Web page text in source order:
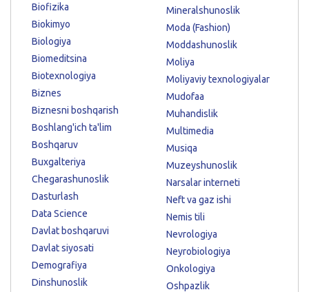
Biofizika
Biokimyo
Biologiya
Biomeditsina
Biotexnologiya
Biznes
Biznesni boshqarish
Boshlang'ich ta'lim
Boshqaruv
Buxgalteriya
Chegarashunoslik
Dasturlash
Data Science
Davlat boshqaruvi
Davlat siyosati
Demografiya
Dinshunoslik
Mineralshunoslik
Moda (Fashion)
Moddashunoslik
Moliya
Moliyaviy texnologiyalar
Mudofaa
Muhandislik
Multimedia
Musiqa
Muzeyshunoslik
Narsalar interneti
Neft va gaz ishi
Nemis tili
Nevrologiya
Neyrobiologiya
Onkologiya
Oshpazlik